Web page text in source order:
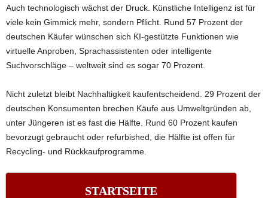
Auch technologisch wächst der Druck. Künstliche Intelligenz ist für
viele kein Gimmick mehr, sondern Pflicht. Rund 57 Prozent der
deutschen Käufer wünschen sich KI-gestützte Funktionen wie
virtuelle Anproben, Sprachassistenten oder intelligente
Suchvorschläge – weltweit sind es sogar 70 Prozent.
Nicht zuletzt bleibt Nachhaltigkeit kaufentscheidend. 29 Prozent der
deutschen Konsumenten brechen Käufe aus Umweltgründen ab,
unter Jüngeren ist es fast die Hälfte. Rund 60 Prozent kaufen
bevorzugt gebraucht oder refurbished, die Hälfte ist offen für
Recycling- und Rückkaufprogramme.
STARTSEITE